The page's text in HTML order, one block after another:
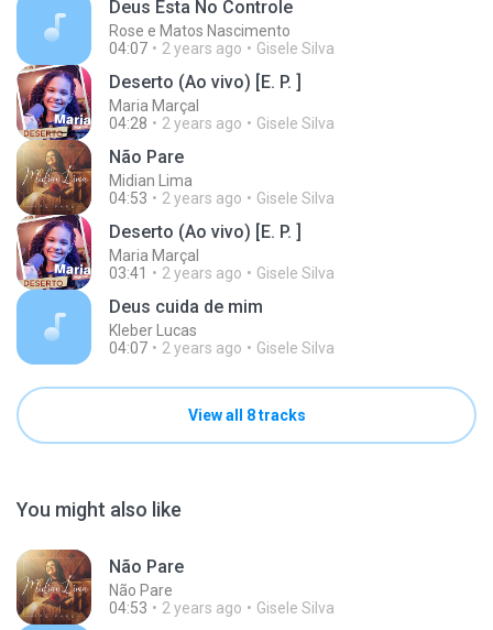
Deus Esta No Controle
Rose e Matos Nascimento
04:07
2 years ago Gisele Silva
Deserto (Ao vivo) [E. P. ]
Maria Marçal
04:28
2 years ago Gisele Silva
Não Pare
Midian Lima
04:53
2 years ago Gisele Silva
Deserto (Ao vivo) [E. P. ]
Maria Marçal
03:41
2 years ago Gisele Silva
Deus cuida de mim
Kleber Lucas
04:07
2 years ago Gisele Silva
View all 8 tracks
You might also like
Não Pare
Não Pare
04:53
2 years ago Gisele Silva